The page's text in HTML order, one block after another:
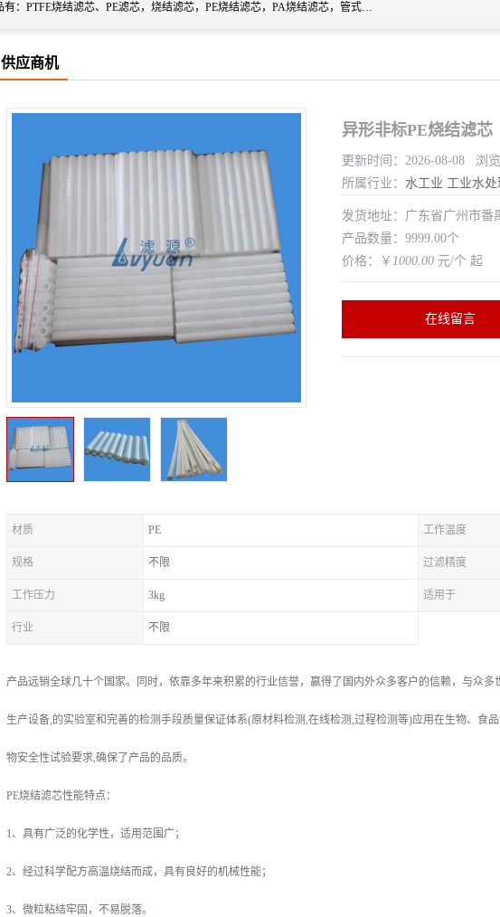
广州滤源过滤器材有限公司主营经营产品有：PTFE烧结滤芯、PE滤芯，烧结滤芯，PE烧结滤芯，PA烧结滤芯，管式膜支撑管，真空上料机滤芯，粉末烧结滤芯，止溢滤芯，吸头滤芯，湿化瓶滤芯、不锈钢烧结滤芯等。公司现拥有一批精干的管理人员和一支高素质的技术队伍，舒适优雅的办公环境和拥有全新现代化标准厂房。
供应商机
异形非标PE烧结滤芯
更新时间：2026-08-08 浏
所属行业： 水工业 工业水
发货地址：广东省广州市
产品数量：9999.00个
价格：￥ 1000.00 元/个 起
在线留言
材质 PE 工作温度
规格 不限 过滤精度
工作压力 3kg 适用于
行业 不限
产品远销全球几十个国家。同时，依靠多年来积累的行业信誉，赢得了国内外众多客户的信赖，与众
生产设备,的实验室和完善的检测手段质量保证体系(原材料检测,在线检测,过程检测等)应用在生物、食
物安全性试验要求,确保了产品的品质。
PE烧结滤芯性能特点：
1、具有广泛的化学性，适用范围广；
2、经过科学配方高温烧结而成，具有良好的机械性能；
3、微粒粘结牢固，不易脱落。